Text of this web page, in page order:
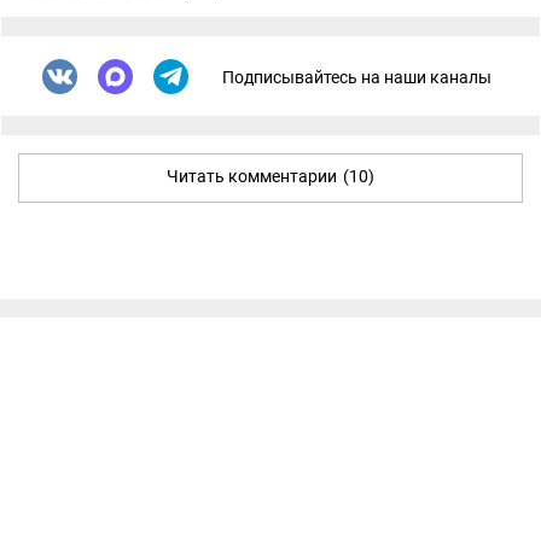
Подписывайтесь на наши каналы
Читать комментарии (10)